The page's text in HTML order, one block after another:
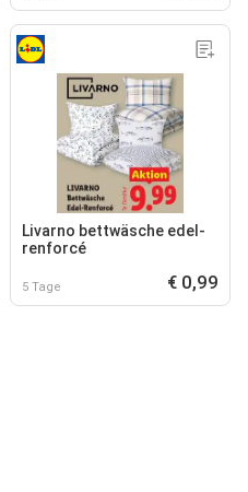
Livarno bettwäsche edel-
renforcé
5 Tage € 0,99